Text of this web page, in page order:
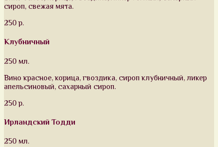
сироп, свежая мята.
250 р.
Клубничный
250 мл.
Вино красное, корица, гвоздика, сироп клубничный, ликер
апельсиновый, сахарный сироп.
250 р.
Ирландский Тодди
250 мл.